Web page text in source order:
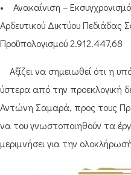
• Ανακαίνιση –
Αρδευτικού Δικτύου
Προϋπολογισμού 2.912.447,68
Αξίζει να σημειωθεί ότι η
ύστερα από την προεκλογική
Αντώνη Σαμαρά, προς τους
να του γνωστοποιηθούν τα
μεριμνήσει για την